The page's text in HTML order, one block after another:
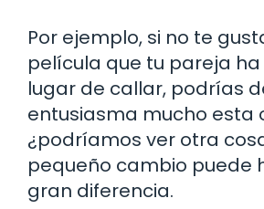
Por ejemplo, si no te
película que tu pareja
lugar de callar, podrías
entusiasma mucho esta
¿podríamos ver otra
pequeño cambio puede
gran diferencia.